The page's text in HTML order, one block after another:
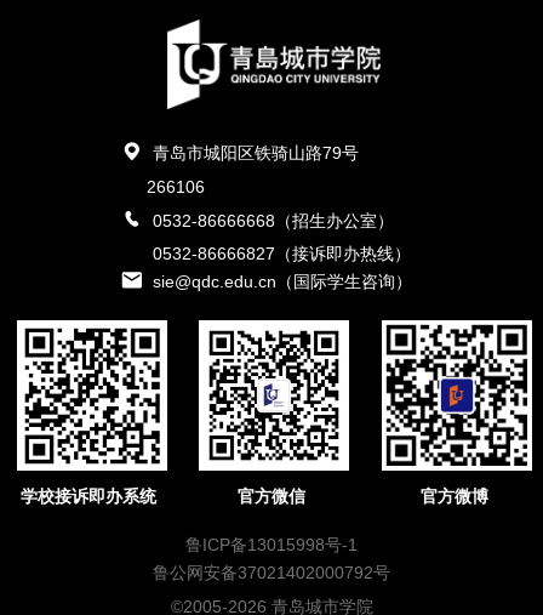
青岛市城阳区铁骑山路79号
266106
0532-86666668（招生办公室）
0532-86666827（接诉即办热线）
sie@qdc.edu.cn（国际学生咨询）
学校接诉即办系统 官方微信 官方微博
鲁ICP备13015998号-1
鲁公网安备37021402000792号
©2005-2026 青岛城市学院